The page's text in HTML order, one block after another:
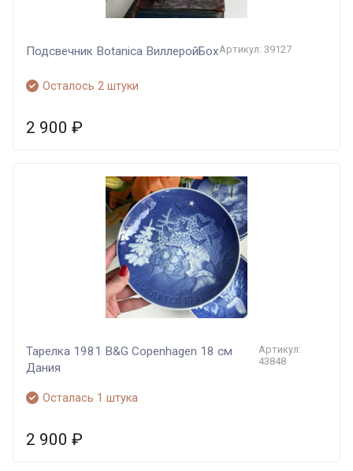
Подсвечник Botanica ВиллеройБохАртикул: 39127
Осталось 2 штуки
2 900 ₽
Тарелка 1981 B&G Copenhagen 18 см
Дания
Артикул:
43848
Осталась 1 штука
2 900 ₽